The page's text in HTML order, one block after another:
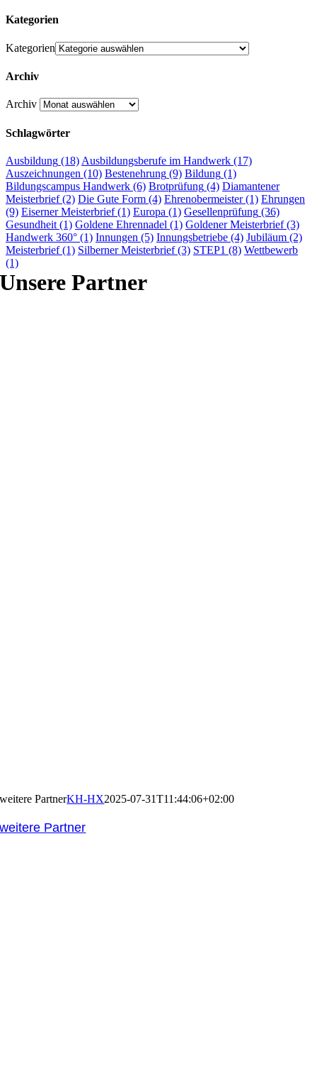
Kategorien
Kategorien
Archiv
Archiv
Schlagwörter
Ausbildung (18) Ausbildungsberufe im Handwerk (17)
Auszeichnungen (10) Bestenehrung (9) Bildung (1)
Bildungscampus Handwerk (6) Brotprüfung (4) Diamantener
Meisterbrief(2) Die Gute Form (4) Ehrenobermeister(1) Ehrungen
(9) Eiserner Meisterbrief(1) Europa (1) Gesellenprüfung (36)
Gesundheit (1) Goldene Ehrennadel (1) Goldener Meisterbrief(3)
Handwerk 360° (1) Innungen (5) Innungsbetriebe (4) Jubiläum (2)
Meisterbrief(1) Silberner Meisterbrief(3) STEP1 (8) Wettbewerb
(1)
Unsere Partner
weitere PartnerKH-HX2025-07-31T11:44:06+02:00
weitere Partner